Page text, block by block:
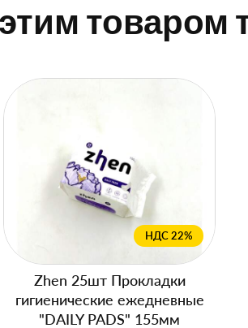
товаром
НДС 22%
Zhen 25шт Прокладки
гигиенические ежедневные
"DAILY PADS" 155мм